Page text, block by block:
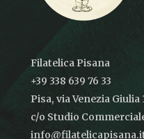
Filatelica Pisana
+39 338 639 76 33
Pisa, via Venezia Giulia
c/o Studio